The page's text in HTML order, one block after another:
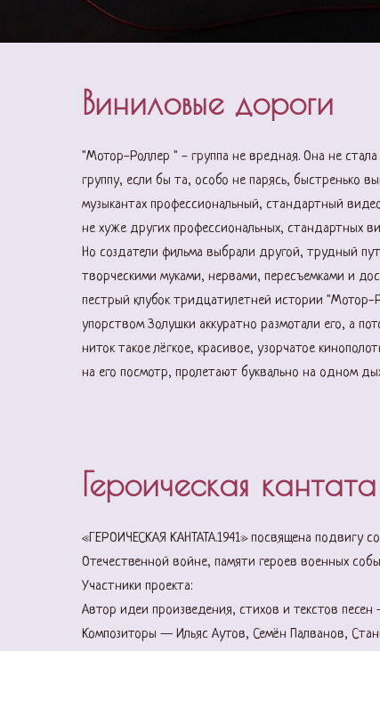
Виниловые дороги
"Мотор-Роллер " - группа не вредная. Она не
группу, если бы та, особо не парясь, быстренько
музыкантах профессиональный, стандартный
не хуже других профессиональных, стандартных
Но создатели фильма выбрали другой, трудный
творческими муками, нервами, пересъемками и
пестрый клубок тридцатилетней истории "Мотор-
упорством Золушки аккуратно размотали его, а
ниток такое лёгкое, красивое, узорчатое
на его посмотр, пролетают буквально на одном
Героическая кантата
«ГЕРОИЧЕСКАЯ КАНТАТА.1941» посвящена подвигу
Отечественной войне, памяти героев военных
Участники проекта:
Автор идеи произведения, стихов и текстов
Композиторы — Ильяс Аутов, Семён Палванов,